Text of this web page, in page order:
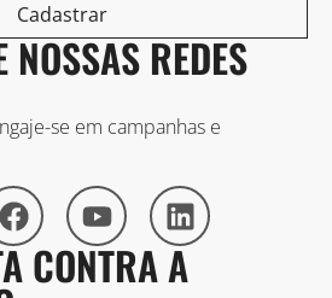
Cadastrar
REDES
se em campanhas e
CONTRA A